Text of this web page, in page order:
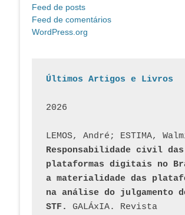
Feed de posts
Feed de comentários
WordPress.org
Últimos Artigos e Livros
2026
Responsabilidade civil das
plataformas digitais no
a materialidade das
na análise do julgamento
STF.
GALÁxIA. Revista